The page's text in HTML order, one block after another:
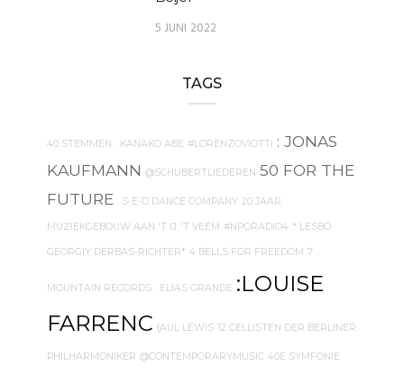
5 JUNI 2022
TAGS
40 STEMMEN . KANAKO ABE #LORENZOVIOTTI : JONAS
KAUFMANN @SCHUBERTLIEDEREN 50 FOR THE
FUTURE
. S-E-D DANCE COMPANY 20 JAAR
MUZIEKGEBOUW AAN 'T IJ 'T VEEM #NPORADIO4 * LESBO
GEORGIY DERBAS-RICHTER* 4 BELLS FOR FREEDOM 7
MOUNTAIN RECORDS . ELIAS GRANDE :LOUISE
FARRENC {AUL LEWIS 12 CELLISTEN DER BERLINER
PHILHARMONIKER @CONTEMPORARYMUSIC 40E SYMFONIE